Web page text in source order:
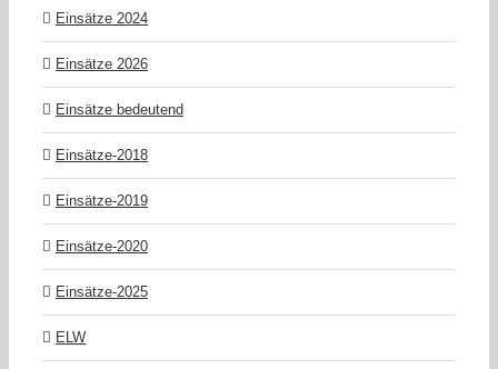
Einsätze 2024
Einsätze 2026
Einsätze bedeutend
Einsätze-2018
Einsätze-2019
Einsätze-2020
Einsätze-2025
ELW